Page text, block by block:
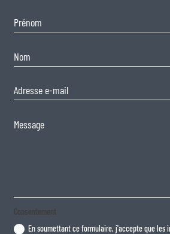
Consentement
En soumettant ce formulaire, j'accepte que les